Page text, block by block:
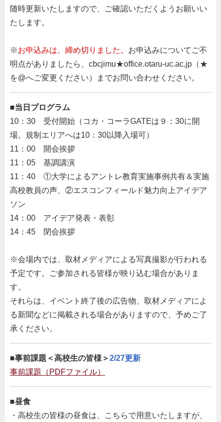
随時更新いたしますので、ご確認いただくようお願いい
たします。
※お申込みは、締め切りました。 お申込みについてご不
明点がありましたら、cbcjimu★office.otaru-uc.ac.jp（★
を@へご変更ください）までお問い合わせください。
■当日プログラム
10：30 受付開始（コカ・コーラGATEは９：30に開
場。規制エリアへは10：30以降入場可）
11：00 開会挨拶
11：05 基調講演
11：40 ①大学によるアントレ教育実施事例共有＆実施
高校教員の声、②エスコンフィールド魅力向上アイデア
ソン
14：00 アイデア発表・表彰
14：45 閉会挨拶
※会場内では、取材メディアによる写真撮影が行われる
予定です。ご参加される皆様が映り込む場合がありま
す。
それらは、イベント終了後の広告物、取材メディアによ
る新聞などに掲載される場合がありますので、予めご了
承ください。
■事前課題＜高校生の皆様＞2/27更新
事前課題（PDFファイル）
■昼食
・高校生の皆様の昼食は、こちらで用意いたしますが、